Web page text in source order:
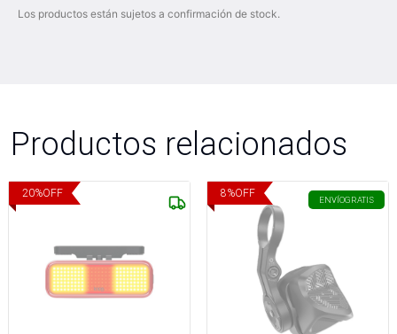
Los productos están sujetos a confirmación de stock.
Productos relacionados
20%OFF 8%OFF
ENVÍOGRATIS